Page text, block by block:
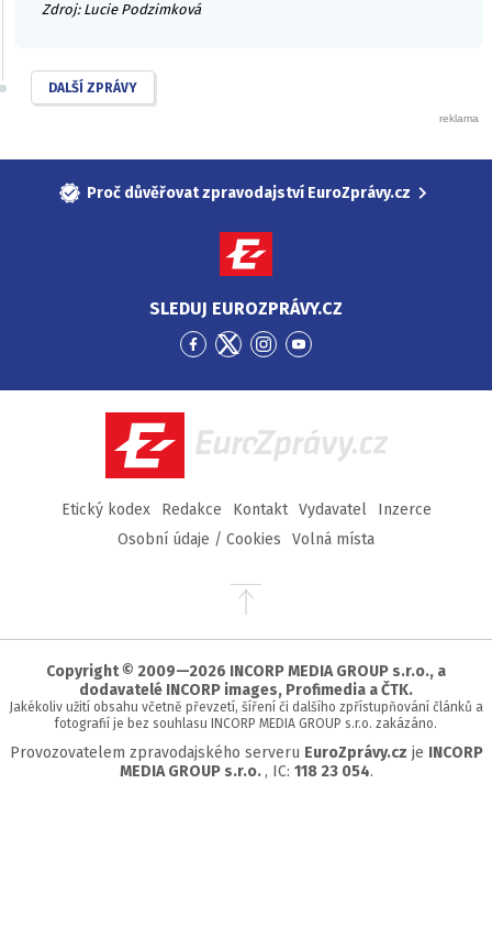
Zdroj: Lucie Podzimková
DALŠÍ ZPRÁVY
Proč důvěřovat zpravodajství EuroZprávy.cz
SLEDUJ EUROZPRÁVY.CZ
Přejít
Facebook
Přejít
Twitter
Přejít
Instagram
Přejít
YouTube
EuroZprávy.cz
Etický kodex Redakce Kontakt Vydavatel
Inzerce
Osobní údaje / Cookies
Volná místa
Přejít
stránky
Copyright © 2009—2026 INCORP MEDIA GROUP s.r.o., a
dodavatelé INCORP images, Profimedia a ČTK.
Jakékoliv užití obsahu včetně převzetí, šíření či dalšího zpřístupňování článků a
fotografií je bez souhlasu INCORP MEDIA GROUP s.r.o. zakázáno.
Provozovatelem zpravodajského serveru EuroZprávy.cz je INCORP
MEDIA GROUP s.r.o., IC: 118 23 054.